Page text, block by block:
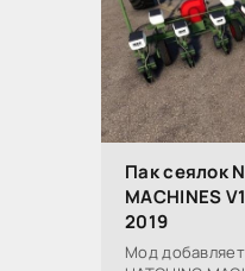
Пак сеялок
MACHINES
2019
Мод добавляет